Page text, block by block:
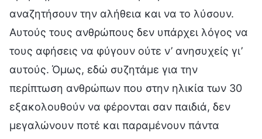
αναζητήσουν την αλήθεια και να το λύσουν.
Αυτούς τους ανθρώπους δεν υπάρχει λόγος να
τους αφήσεις να φύγουν ούτε ν’ ανησυχείς γι’
αυτούς. Όμως, εδώ συζητάμε για την
περίπτωση ανθρώπων που στην ηλικία των 30
εξακολουθούν να φέρονται σαν παιδιά, δεν
μεγαλώνουν ποτέ και παραμένουν πάντα